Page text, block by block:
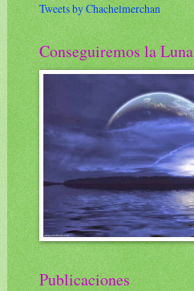
Tweets by Chachelmerchan
Conseguiremos la Luna
Publicaciones